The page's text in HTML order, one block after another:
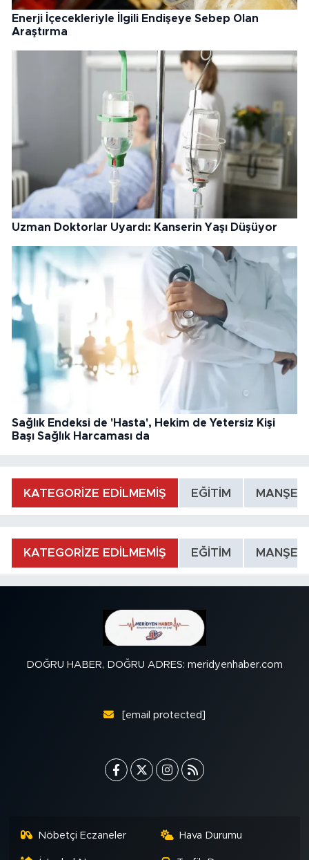
Enerji İçecekleriyle İlgili Endişeye Sebep Olan
Araştırma
Uzman Doktorlar Uyardı: Kanserin Yaşı Düşüyor
Sağlık Endeksi de 'Hasta', Hekim de Yetersiz Kişi
Başı Sağlık Harcaması da
KATEGORİZE EDİLMEMİŞ EĞİTİM MANŞET
KATEGORİZE EDİLMEMİŞ EĞİTİM MANŞET
DOĞRU HABER, DOĞRU ADRES: meridyenhaber.com
[email protected]
Nöbetçi Eczaneler Hava Durumu